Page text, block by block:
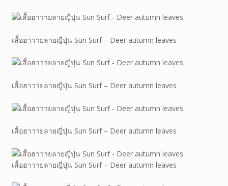
เสื้อฮาวายลายญี่ปุ่น Sun Surf – Deer autumn leaves
เสื้อฮาวายลายญี่ปุ่น Sun Surf – Deer autumn leaves
เสื้อฮาวายลายญี่ปุ่น Sun Surf – Deer autumn leaves
เสื้อฮาวายลายญี่ปุ่น Sun Surf – Deer autumn leaves